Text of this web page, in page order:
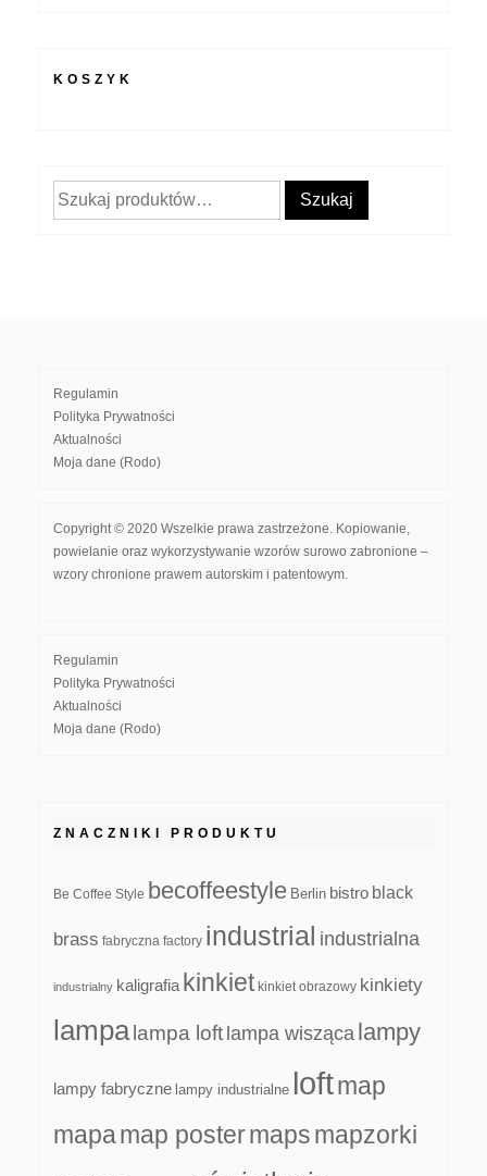
KOSZYK
Szukaj: Szukaj
Regulamin
Polityka Prywatności
Aktualności
Moja dane (Rodo)
Copyright © 2020 Wszelkie prawa zastrzeżone. Kopiowanie,
powielanie oraz wykorzystywanie wzorów surowo zabronione –
wzory chronione prawem autorskim i patentowym.
Regulamin
Polityka Prywatności
Aktualności
Moja dane (Rodo)
ZNACZNIKI PRODUKTU
Be Coffee Style becoffeestyle Berlin bistro black
brass fabryczna factory industrial industrialna
industrialny kaligrafia kinkiet kinkiet obrazowy kinkiety
lampa lampa loft lampa wisząca lampy
lampy fabryczne lampy industrialne loftmap
mapamap postermapsmapzorki